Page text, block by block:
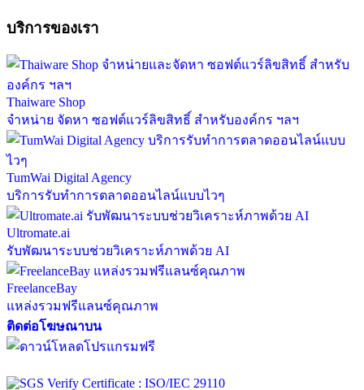
บริการของเรา
Thaiware Shop
จำหน่าย จัดหา ซอฟต์แวร์ลิขสิทธิ์ สำหรับองค์กร ฯลฯ
TumWai Digital Agency
บริการรับทำการตลาดออนไลน์แบบไวๆ
Ultromate.ai
รับพัฒนาระบบช่วยวิเคราะห์ภาพด้วย AI
FreelanceBay
แหล่งรวมฟรีแลนซ์คุณภาพ
ติดต่อโฆษณาบน